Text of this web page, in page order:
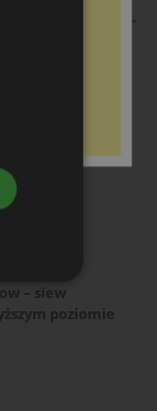
za
Intuitu 2.0 -
do ciągników
Kramp
– siew
poziomie